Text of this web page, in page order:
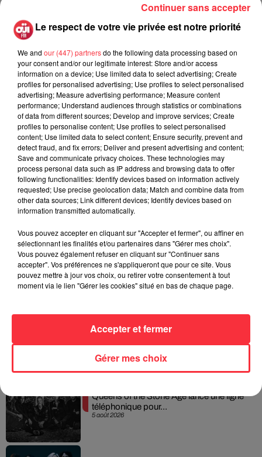
partie vocale à Londres et il y a ce gars qui me tourne le dos,
en robe noir couvert de rouge à lèvres » se souvient le
chanteur «
auparavant, je lui dis «tu es Robert Smith de The Cure » et il
me répond «oui, on ne se connaît pas». Du coup, je lui fais :
« Puisque tu es là, autant que tu fasses quelque chose ! »
C’est comme ça que naissent certaines collaborations. Allez,
rejoins-moi pour les chœurs».
Une raison de plus d’attendre impatiemmentForeign
Tongues qui sortira le 10 juillet.
Rock News
6 août 2026
La version réécrite de « Beautiful Day »
interprétée lors des...
album en dévoilant une...
5 août 2026
Queens of the Stone Age lance une ligne
téléphonique pour...
Le respect de votre vie privée est notre priorité
We and our (447) partnersdo the following data processing based on
your consent and/or our legitimate interest: Store and/or access
information on a device; Use limited data to select advertising; Create
profiles for personalised advertising; Use profiles to select personalised
advertising; Measure advertising performance; Measure content
performance; Understand audiences through statistics or combinations
of data from different sources; Develop and improve services; Create
profiles to personalise content; Use profiles to select personalised
content; Use limited data to select content; Ensure security, prevent and
detect fraud, and fix errors; Deliver and present advertising and content;
Save and communicate privacy choices. These technologies may
process personal data such as IP address and browsing data to offer
following functionalities: Identify devices based on information actively
requested; Use precise geolocation data; Match and combine data from
other data sources; Link different devices; Identify devices based on
information transmitted automatically.
Vous pouvez accepter en cliquant sur "Accepter et fermer", ou affiner en
sélectionnant les finalités et/ou partenaires dans "Gérer mes choix".
Vous pouvez également refuser en cliquant sur "Continuer sans
accepter". Vos préférences ne s'appliqueront que pour ce site. Vous
pouvez mettre à jour vos choix, ou retirer votre consentement à tout
moment via le lien "Gérer les cookies" situé en bas de chaque page.
Gérer mes choix
Accepter et fermer
Continuer sans accepter